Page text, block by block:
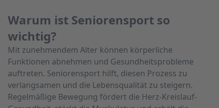
Warum ist Seniorensport so
wichtig?
Mit zunehmendem Alter können körperliche
Funktionen abnehmen und Gesundheitsprobleme
auftreten. Seniorensport hilft, diesen Prozess zu
verlangsamen und die Lebensqualität zu steigern.
Regelmäßige Bewegung fördert die Herz-Kreislauf-